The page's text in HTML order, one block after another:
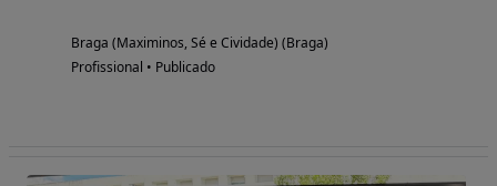
Braga (Maximinos, Sé e Cividade) (Braga)
Profissional • Publicado